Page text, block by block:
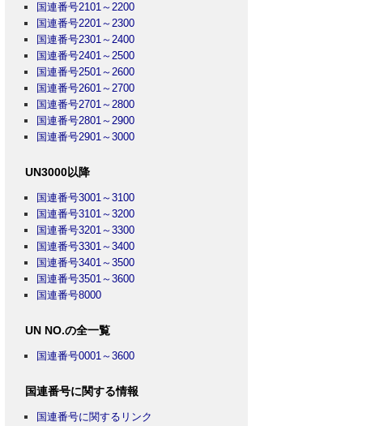
国連番号2101～2200
国連番号2201～2300
国連番号2301～2400
国連番号2401～2500
国連番号2501～2600
国連番号2601～2700
国連番号2701～2800
国連番号2801～2900
国連番号2901～3000
UN3000以降
国連番号3001～3100
国連番号3101～3200
国連番号3201～3300
国連番号3301～3400
国連番号3401～3500
国連番号3501～3600
国連番号8000
UN NO.の全一覧
国連番号0001～3600
国連番号に関する情報
国連番号に関するリンク